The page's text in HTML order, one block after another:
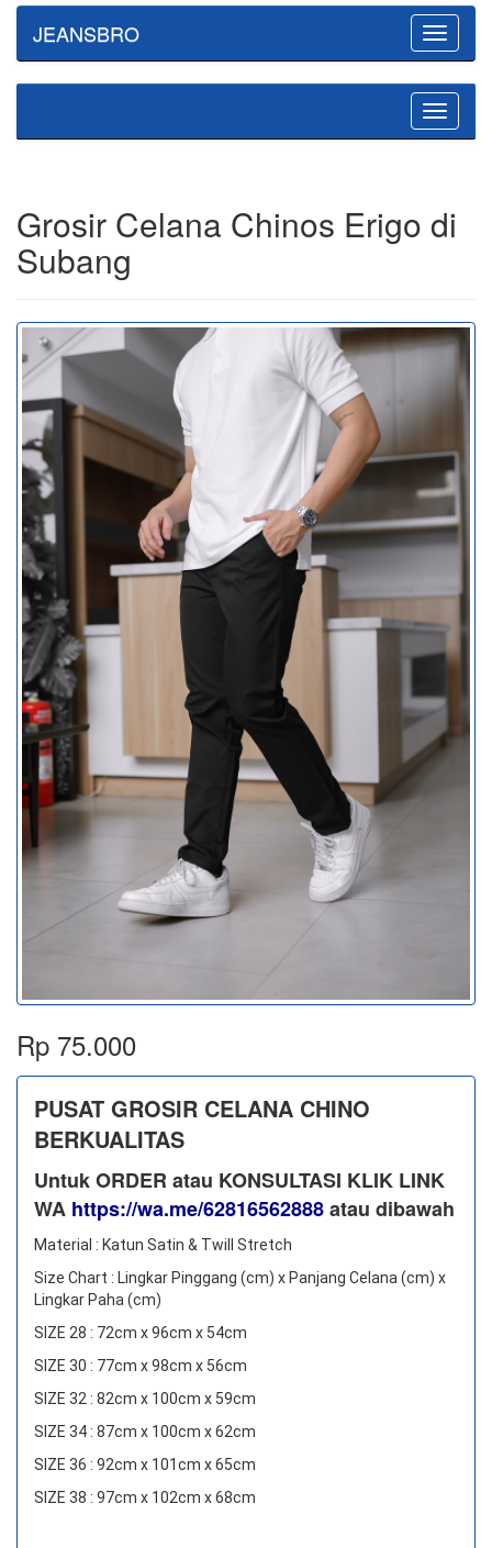
Toggle
JEANSBRO
Toggle
Grosir Celana Chinos Erigo di
Subang
Rp 75.000
PUSAT GROSIR CELANA CHINO
BERKUALITAS
Untuk ORDER atau KONSULTASI KLIK LINK
WA https://wa.me/62816562888​ atau dibawah
Material : Katun Satin & Twill Stretch
Size Chart : Lingkar Pinggang (cm) x Panjang Celana (cm) x
Lingkar Paha (cm)
SIZE 28 : 72cm x 96cm x 54cm
SIZE 30 : 77cm x 98cm x 56cm
SIZE 32 : 82cm x 100cm x 59cm
SIZE 34 : 87cm x 100cm x 62cm
SIZE 36 : 92cm x 101cm x 65cm
SIZE 38 : 97cm x 102cm x 68cm